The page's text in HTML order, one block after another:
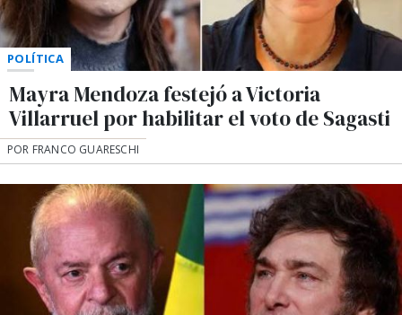
POLÍTICA
Mayra Mendoza festejó a Victoria
Villarruel por habilitar el voto de Sagasti
POR FRANCO GUARESCHI